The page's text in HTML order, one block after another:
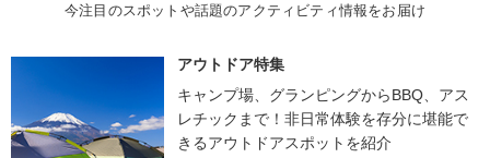
今注目のスポットや話題のアクティビティ情報をお届け
アウトドア特集
キャンプ場、グランピングからBBQ、アス
レチックまで！非日常体験を存分に堪能で
きるアウトドアスポットを紹介